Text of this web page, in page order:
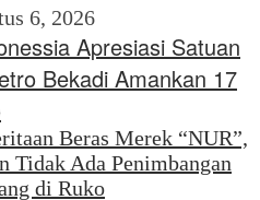
6, 2026
Apresiasi Satuan
Bekadi Amankan 17